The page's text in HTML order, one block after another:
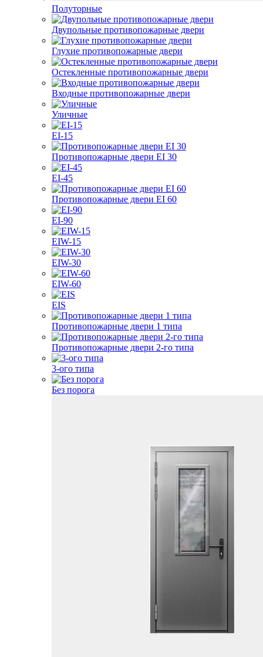
Полуторные
Двупольные противопожарные двери
Глухие противопожарные двери
Остекленные противопожарные двери
Входные противопожарные двери
Уличные
EI-15
Противопожарные двери EI 30
EI-45
Противопожарные двери EI 60
EI-90
EIW-15
EIW-30
EIW-60
EIS
Противопожарные двери 1 типа
Противопожарные двери 2-го типа
3-ого типа
Без порога